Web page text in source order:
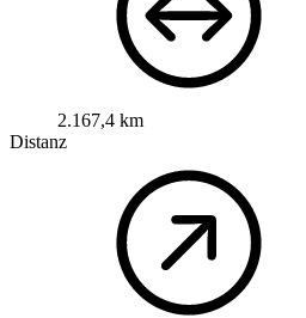
2.167,4 km
Distanz